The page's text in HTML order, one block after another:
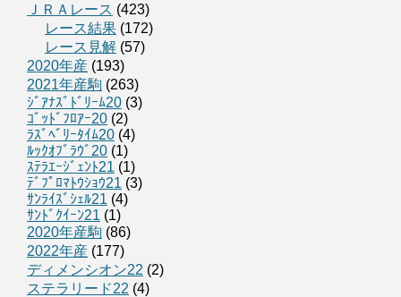
ＪＲＡレース (423)
レース結果 (172)
レース見解 (57)
2020年産 (193)
2021年産駒 (263)
ｼﾞｱﾅｽﾞﾄﾞﾘｰﾑ20 (3)
ｺﾞｯﾄﾞﾌﾛｱｰ20 (2)
ﾗｽﾞﾍﾞﾘｰﾀｲﾑ20 (4)
ﾙｯｸｵﾌﾞﾗｳﾞ20 (1)
ｽﾃﾗｴｰｼﾞｪﾝﾄ21 (1)
ﾃﾞﾌﾟﾛﾏﾄｳｼｮｳ21 (3)
ｻﾝﾗｲｽﾞｼｪﾙ21 (4)
ｻﾝﾄﾞｸｲｰﾝ21 (1)
2020年産駒 (86)
2022年産 (177)
ディメンシオン22 (2)
ステラリード22 (4)